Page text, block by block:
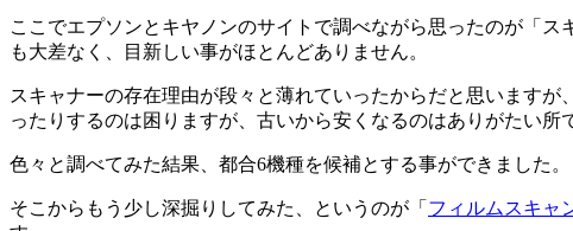
ここでエプソンとキヤノンのサイトで調べながら思ったのが「
も大差なく、目新しい事がほとんどありません。
スキャナーの存在理由が段々と薄れていったからだと思います
ったりするのは困りますが、古いから安くなるのはありがたい所
色々と調べてみた結果、都合6機種を候補とする事ができました。
そこからもう少し深掘りしてみた、というのが「 フィルムスキャ